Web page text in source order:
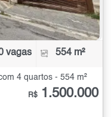
vagas 554 m²
4 quartos - 554 m²
R$ 1.500.000